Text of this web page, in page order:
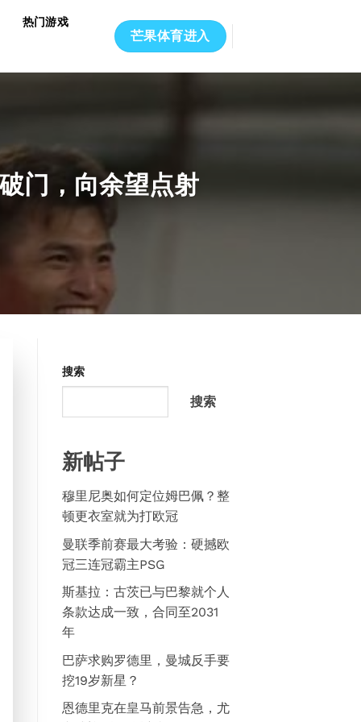
热门游戏
芒果体育进入
门，向余望点射
搜索
搜索
新帖子
穆里尼奥如何定位姆巴佩？整
顿更衣室就为打欧冠
曼联季前赛最大考验：硬撼欧
冠三连冠霸主PSG
斯基拉：古茨已与巴黎就个人
条款达成一致，合同至2031
年
巴萨求购罗德里，曼城反手要
挖19岁新星？
恩德里克在皇马前景告急，尤